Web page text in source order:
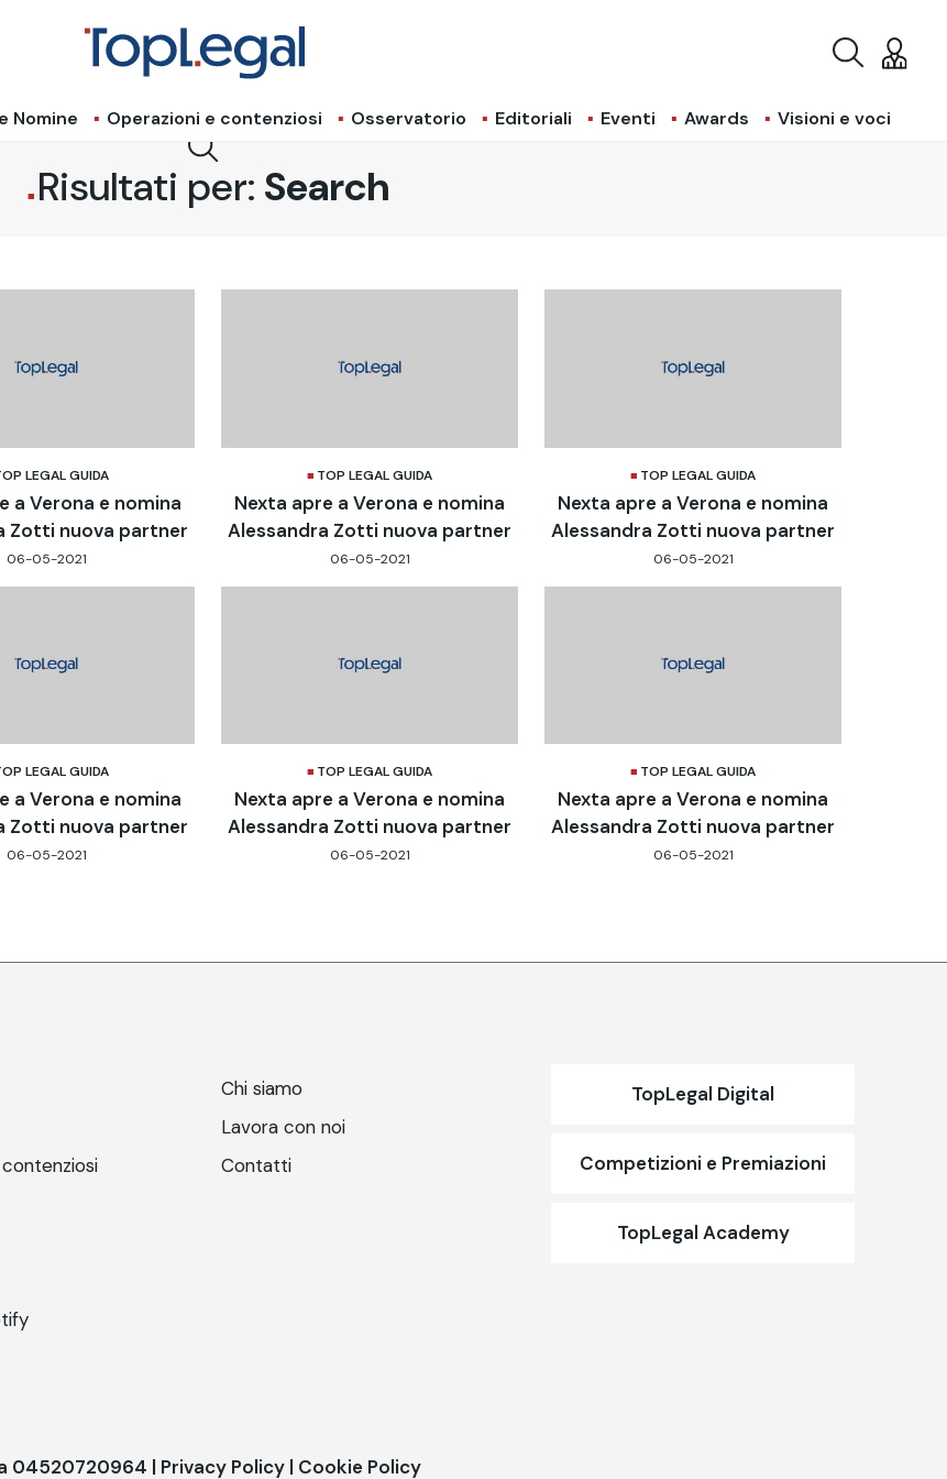
Nomine Operazioni e contenziosi Osservatorio Editoriali Eventi Awards Visioni e voci
Risultati per: Search
LEGAL GUIDA
a Verona e nomina
Zotti nuova partner
06-05-2021
TOP LEGAL GUIDA
Nexta apre a Verona e nomina
Alessandra Zotti nuova partner
06-05-2021
TOP LEGAL GUIDA
Nexta apre a Verona e nomina
Alessandra Zotti nuova partner
06-05-2021
LEGAL GUIDA
a Verona e nomina
Zotti nuova partner
06-05-2021
TOP LEGAL GUIDA
Nexta apre a Verona e nomina
Alessandra Zotti nuova partner
06-05-2021
TOP LEGAL GUIDA
Nexta apre a Verona e nomina
Alessandra Zotti nuova partner
06-05-2021
Chi siamo
Lavora con noi
Contatti
TopLegal Digital
Competizioni e Premiazioni
TopLegal Academy
04520720964 | Privacy Policy | Cookie Policy